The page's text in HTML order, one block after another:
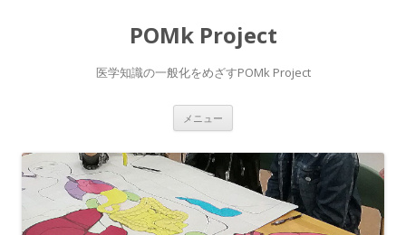
POMk Project
医学知識の一般化をめざすPOMk Project
メニュー
ン
ツ
へ
ス
ッ